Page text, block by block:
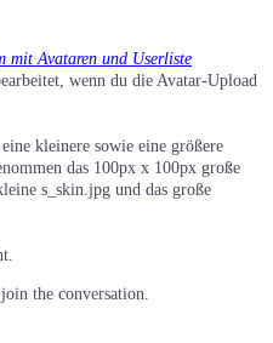
mit Avataren und Userliste
wenn du die Avatar-Upload
kleinere sowie eine größere
das 100px x 100px große
s_skin.jpg und das große
the conversation.